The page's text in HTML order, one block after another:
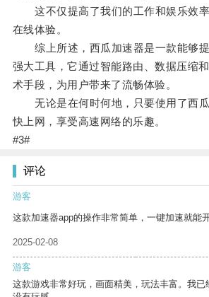
这不仅提高了我们的工作和娱乐效率
在线体验。
综上所述，西瓜加速器是一款能够提
强大工具，它通过智能路由、数据压缩
术手段，为用户带来了流畅体验。
无论是在何时何地，只要使用了西瓜
快上网，享受高速网络的乐趣。
#3#
评论
游客
这款加速器app的操作非常简单，一键加速就能
2025-02-08
游客
这款游戏非常好玩，画面精美，玩法丰富。我